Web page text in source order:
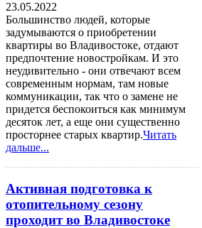
23.05.2022
Большинство людей, которые
задумываются о приобретении
квартиры во Владивостоке, отдают
предпочтение новостройкам. И это
неудивительно - они отвечают всем
современным нормам, там новые
коммуникации, так что о замене не
придется беспокоиться как минимум
десяток лет, а еще они существенно
просторнее старых квартир.Читать
дальше...
Активная подготовка к
отопительному сезону
проходит во Владивостоке